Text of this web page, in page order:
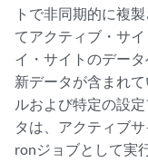
トで非同期的に複
てアクティブ・サ
イ・サイトのデー
新データが含まれ
ルおよび特定の設
タは、アクティブ
ronジョブとして実